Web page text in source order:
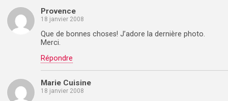
Provence
18 janvier 2008
Que de bonnes choses! J’adore la dernière photo.
Merci.
Répondre
Marie Cuisine
18 janvier 2008